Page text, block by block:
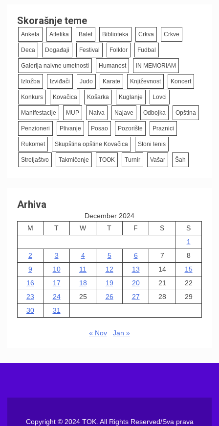
Skorašnje teme
Anketa Atletika Balet Biblioteka Crkva Crkve
Deca Događaji Festival Folklor Fudbal
Galerija naivne umetnosti Humanost IN MEMORIAM
Izložba Izviđači Judo Karate Književnost Koncert
Konkurs Kovačica Košarka Kuglanje Lovci
Manifestacije MUP Naiva Najave Odbojka Opština
Penzioneri Plivanje Posao Pozorište Praznici
Rukomet Skupština opštine Kovačica Stoni tenis
Streljaštvo Takmičenje TOOK Turnir Vašar Šah
Arhiva
December 2024
M
T W T F S
S
1
2
3 4 5 6 7
8
9
10 11 12 13 14
15
16
17 18 19 20 21
22
23
24 25 26 27 28
29
30
31
« Nov Jan »
Copyright © 2024 TOK. All Rights Reserved/Sva prava